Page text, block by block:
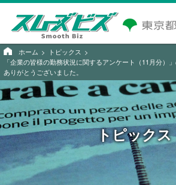
ホーム
トピックス
「企業の皆様の勤務状況に関するアンケート（11月分）
ありがとうございました。
トピックス